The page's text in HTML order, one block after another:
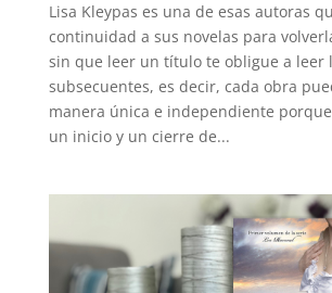
Lisa Kleypas es una de esas autoras
continuidad a sus novelas para
sin que leer un título te obligue a leer
subsecuentes, es decir, cada obra
manera única e independiente
un inicio y un cierre de...